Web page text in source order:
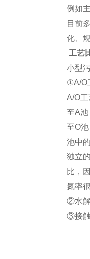
例如
目前
化、
工艺
小型
①A/O
A/O
至A池
至O
池中
独立
比，
氮率
②水
③接